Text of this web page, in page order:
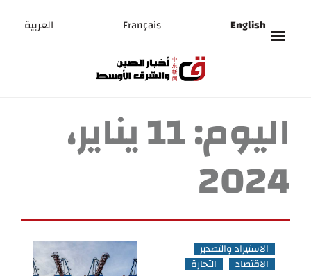
English
Français العربية
اليوم: 11 يناير،
2024
الاستيراد والتصدير
الاقتصاد
التجارة